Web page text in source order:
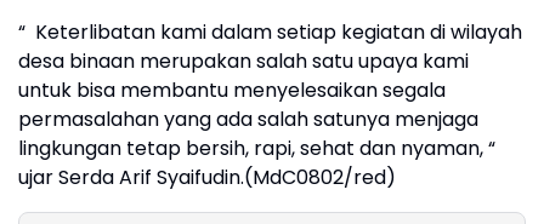
“ Keterlibatan kami dalam setiap kegiatan di wilayah
desa binaan merupakan salah satu upaya kami
untuk bisa membantu menyelesaikan segala
permasalahan yang ada salah satunya menjaga
lingkungan tetap bersih, rapi, sehat dan nyaman, “
ujar Serda Arif Syaifudin.(MdC0802/red)